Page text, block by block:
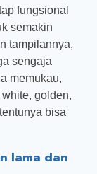
fungsional
semakin
tampilannya,
sengaja
memukau,
golden,
bisa
lama dan